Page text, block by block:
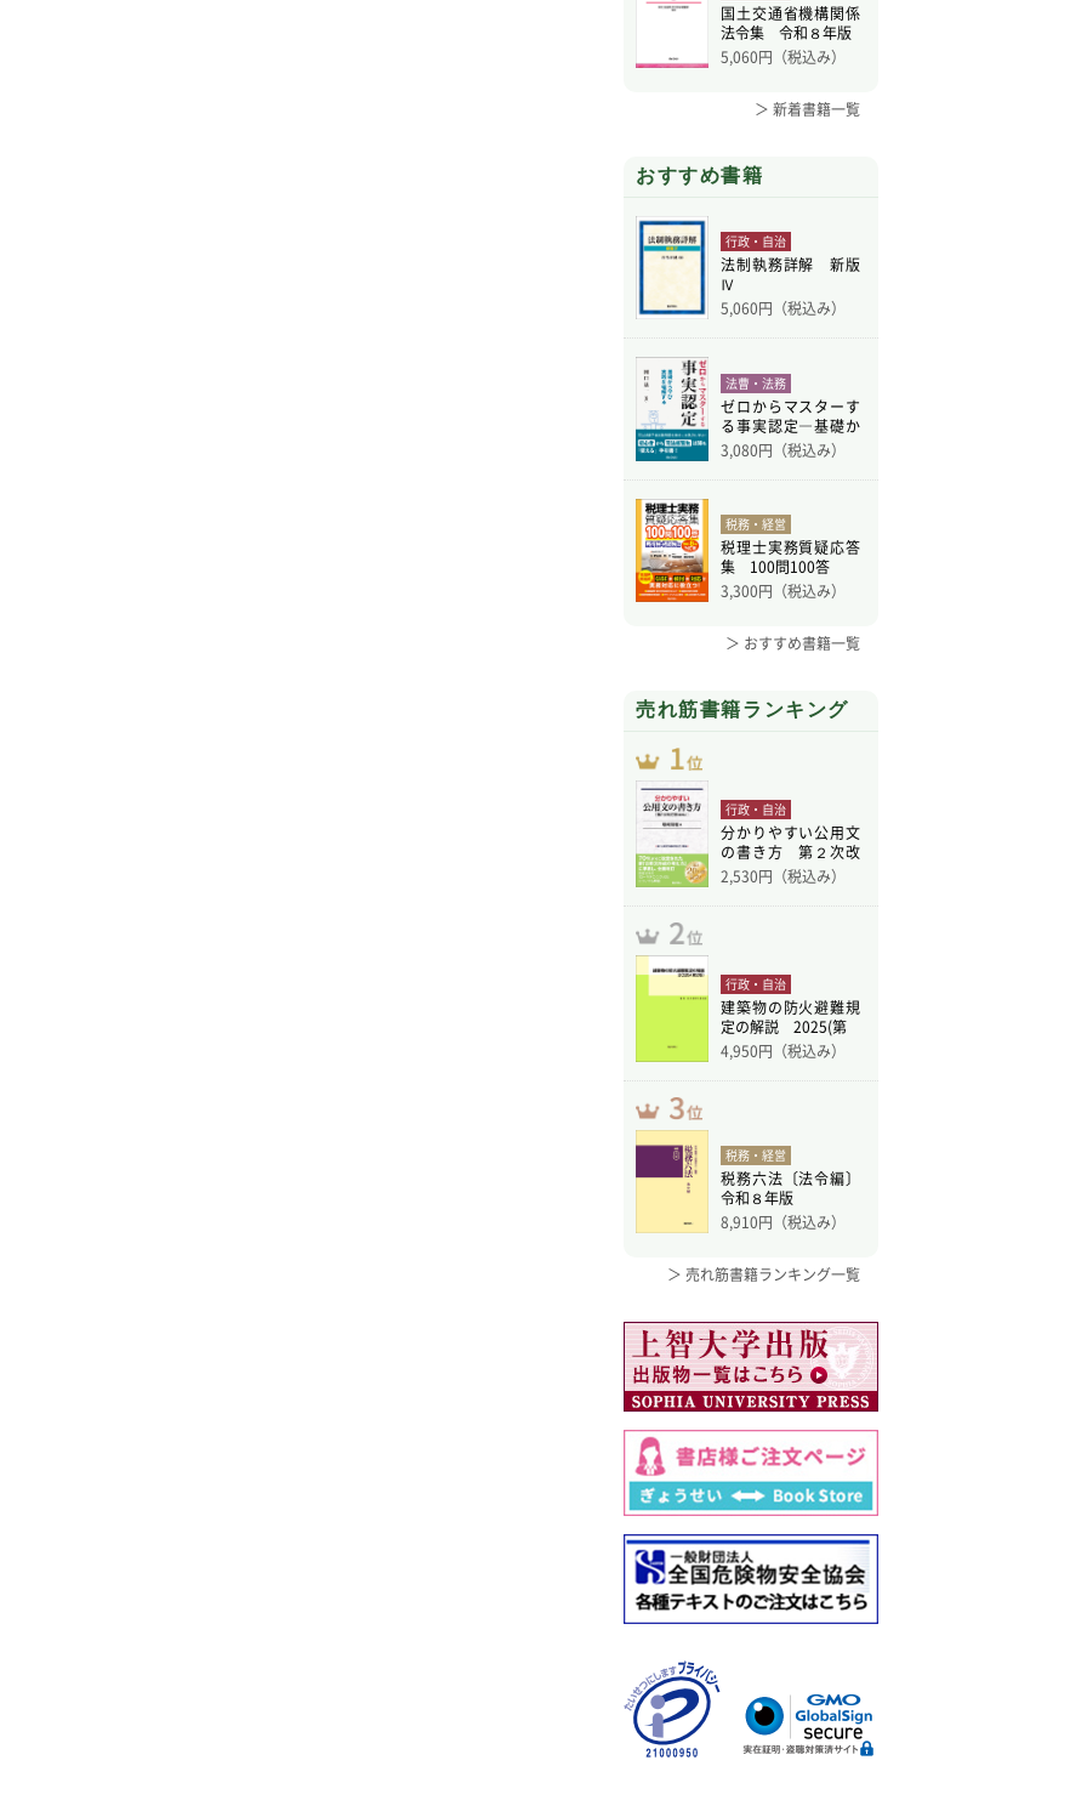
国土交通省機構関係
法令集 令和８年版
5,060円（税込み）
＞ 新着書籍一覧
おすすめ書籍
行政・自治
法制執務詳解 新版
Ⅳ
5,060円（税込み）
法曹・法務
ゼロからマスターす
る事実認定―基礎か
ら学
3,080円（税込み）
税務・経営
税理士実務質疑応答
集 100問100答
3,300円（税込み）
＞ おすすめ書籍一覧
売れ筋書籍ランキング
行政・自治
分かりやすい公用文
の書き方 第２次改
訂版
2,530円（税込み）
行政・自治
建築物の防火避難規
定の解説 2025(第
4,950円（税込み）
税務・経営
税務六法〔法令編〕
令和８年版
8,910円（税込み）
＞ 売れ筋書籍ランキング一覧